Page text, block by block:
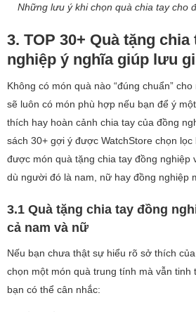
Những lưu ý khi chọn quà chia tay cho
3. TOP 30+ Quà tặng chia
nghiệp ý nghĩa giúp lưu
Không có món quà nào “đúng chuẩn”
sẽ luôn có món phù hợp nếu bạn để ý
thích hay hoàn cảnh chia tay của đồng
sách 30+ gợi ý được WatchStore chọn
được món quà tặng chia tay đồng nghiệp
dù người đó là nam, nữ hay đồng nghiệp
3.1 Quà tặng chia tay đồng
cả nam và nữ
Nếu bạn chưa thật sự hiểu rõ sở thích
chọn một món quà trung tính mà vẫn tinh
bạn có thể cân nhắc: